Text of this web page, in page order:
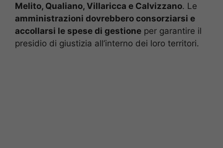
Melito, Qualiano, Villaricca e Calvizzano. Le
amministrazioni dovrebbero consorziarsi e
accollarsi le spese di gestione per garantire il
presidio di giustizia all’interno dei loro territori.